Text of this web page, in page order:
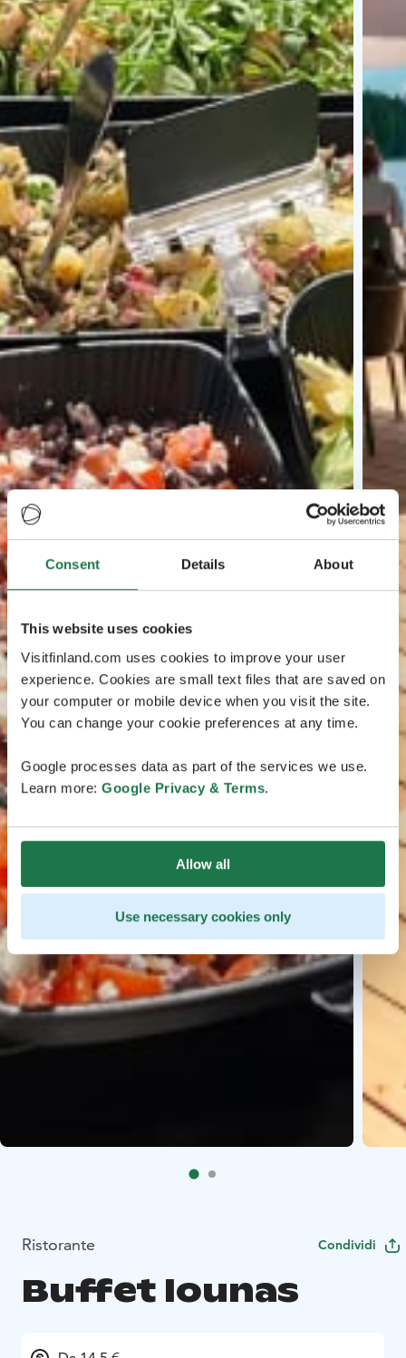
Consent Details About
This website uses cookies
Visitfinland.com uses cookies to improve your user
experience. Cookies are small text files that are saved on
your computer or mobile device when you visit the site.
You can change your cookie preferences at any time.
Google processes data as part of the services we use.
Learn more: Google Privacy & Terms.
Allow all
Use necessary cookies only
Ristorante Condividi
Buffet lounas